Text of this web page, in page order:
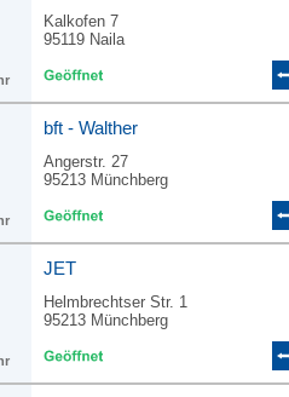
Kalkofen 7
95119 Naila
bft - Walther
Angerstr. 27
95213 Münchberg
JET
Helmbrechtser Str. 1
95213 Münchberg